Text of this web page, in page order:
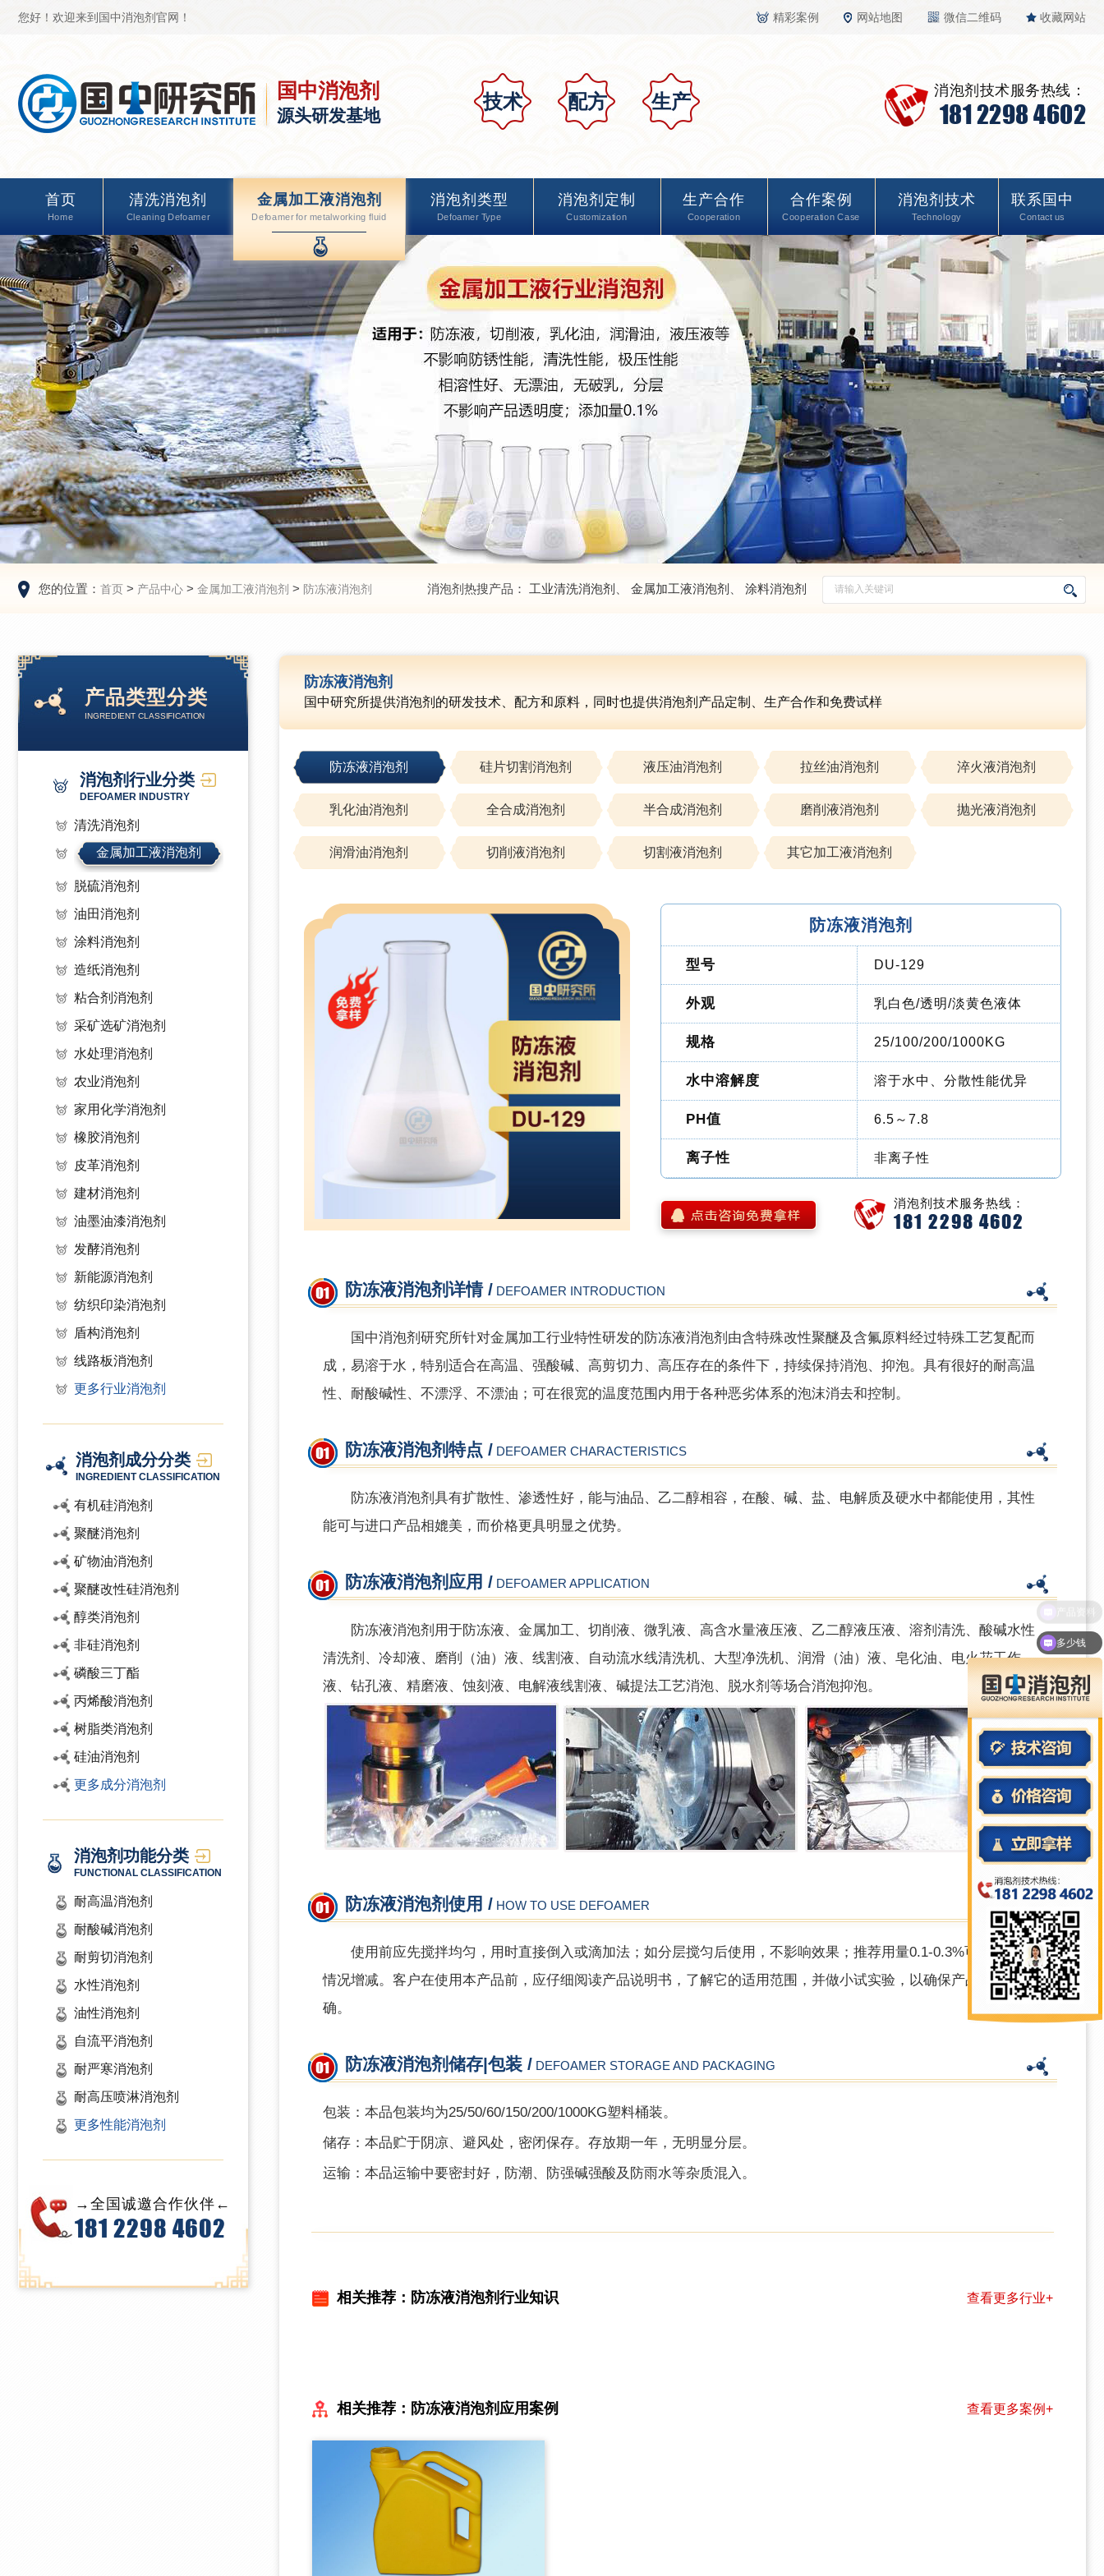
您好！欢迎来到国中消泡剂官网！ 精彩案例 网站地图 微信二维码 收藏网站
国中消泡剂
源头研发基地
技术 配方 生产 消泡剂技术服务热线：
181 2298 4602
首页
Home
清洗消泡剂
Cleaning Defoamer
金属加工液消泡剂
Defoamer for metalworking fluid
消泡剂类型
Defoamer Type
消泡剂定制
Customization
生产合作
Cooperation
合作案例
Cooperation Case
消泡剂技术
Technology
联系国中
Contact us
您的位置： 首页 > 产品中心 > 金属加工液消泡剂 > 防冻液消泡剂 消泡剂热搜产品： 工业清洗消泡剂 金属加工液消泡剂 涂料消泡剂
产品类型分类
INGREDIENT CLASSIFICATION
消泡剂行业分类
DEFOAMER INDUSTRY
清洗消泡剂
金属加工液消泡剂
脱硫消泡剂
油田消泡剂
涂料消泡剂
造纸消泡剂
粘合剂消泡剂
采矿选矿消泡剂
水处理消泡剂
农业消泡剂
家用化学消泡剂
橡胶消泡剂
皮革消泡剂
建材消泡剂
油墨油漆消泡剂
发酵消泡剂
新能源消泡剂
纺织印染消泡剂
盾构消泡剂
线路板消泡剂
更多行业消泡剂
消泡剂成分分类
INGREDIENT CLASSIFICATION
有机硅消泡剂
聚醚消泡剂
矿物油消泡剂
聚醚改性硅消泡剂
醇类消泡剂
非硅消泡剂
磷酸三丁酯
丙烯酸消泡剂
树脂类消泡剂
硅油消泡剂
更多成分消泡剂
消泡剂功能分类
FUNCTIONAL CLASSIFICATION
耐高温消泡剂
耐酸碱消泡剂
耐剪切消泡剂
水性消泡剂
油性消泡剂
自流平消泡剂
耐严寒消泡剂
耐高压喷淋消泡剂
更多性能消泡剂
→全国诚邀合作伙伴←
181 2298 4602
防冻液消泡剂
国中研究所提供消泡剂的研发技术、配方和原料，同时也提供消泡剂产品定制、生产合作和免费试样
防冻液消泡剂 硅片切割消泡剂 液压油消泡剂 拉丝油消泡剂 淬火液消泡剂
乳化油消泡剂 全合成消泡剂 半合成消泡剂 磨削液消泡剂 抛光液消泡剂
润滑油消泡剂 切削液消泡剂 切割液消泡剂 其它加工液消泡剂
防冻液消泡剂
型号 DU-129
外观 乳白色/透明/淡黄色液体
规格 25/100/200/1000KG
水中溶解度 溶于水中、分散性能优异
PH值 6.5～7.8
离子性 非离子性
消泡剂技术服务热线：
181 2298 4602
防冻液消泡剂详情 / DEFOAMER INTRODUCTION
国中消泡剂研究所针对金属加工行业特性研发的防冻液消泡剂由含特殊改性聚醚及含氟原料经过特殊工艺复配而
成，易溶于水，特别适合在高温、强酸碱、高剪切力、高压存在的条件下，持续保持消泡、抑泡。具有很好的耐高温
性、耐酸碱性、不漂浮、不漂油；可在很宽的温度范围内用于各种恶劣体系的泡沫消去和控制。
防冻液消泡剂特点 / DEFOAMER CHARACTERISTICS
防冻液消泡剂 具有扩散性、渗透性好，能与油品、乙二醇相容，在酸、碱、盐、电解质及硬水中都能使用，其性
能可与进口产品相媲美，而价格更具明显之优势。
防冻液消泡剂应用 / DEFOAMER APPLICATION
防冻液消泡剂用于防冻液、金属加工、切削液、微乳液、高含水量液压液、乙二醇液压液、溶剂清洗、酸碱水性
清洗剂、冷却液、磨削（油）液、线割液、自动流水线清洗机、大型净洗机、润滑（油）液、皂化油、电火花工作
液、钻孔液、精磨液、蚀刻液、电解液线割液、碱提法工艺消泡、脱水剂等场合消泡抑泡。
防冻液消泡剂使用 / HOW TO USE DEFOAMER
使用前应先搅拌均匀，用时直接倒入或滴加法；如分层搅匀后使用，不影响效果；推荐用量0.1-0.3%可根据具体
情况增减。客户在使用本产品前，应仔细阅读产品说明书，了解它的适用范围，并做小试实验，以确保产品的使用正
确。
防冻液消泡剂储存|包装 / DEFOAMER STORAGE AND PACKAGING
包装：本品包装均为25/50/60/150/200/1000KG塑料桶装。
储存：本品贮于阴凉、避风处，密闭保存。存放期一年，无明显分层。
运输：本品运输中要密封好，防潮、防强碱强酸及防雨水等杂质混入。
相关推荐：防冻液消泡剂行业知识 查看更多行业+
相关推荐：防冻液消泡剂应用案例 查看更多案例+
多少钱